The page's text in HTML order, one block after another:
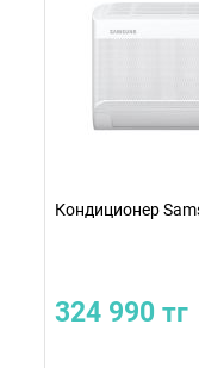
Кондиционер
324 990 тг